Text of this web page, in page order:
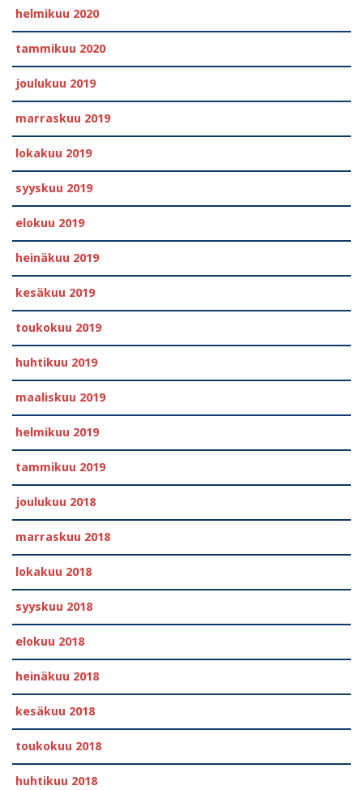
helmikuu 2020
tammikuu 2020
joulukuu 2019
marraskuu 2019
lokakuu 2019
syyskuu 2019
elokuu 2019
heinäkuu 2019
kesäkuu 2019
toukokuu 2019
huhtikuu 2019
maaliskuu 2019
helmikuu 2019
tammikuu 2019
joulukuu 2018
marraskuu 2018
lokakuu 2018
syyskuu 2018
elokuu 2018
heinäkuu 2018
kesäkuu 2018
toukokuu 2018
huhtikuu 2018